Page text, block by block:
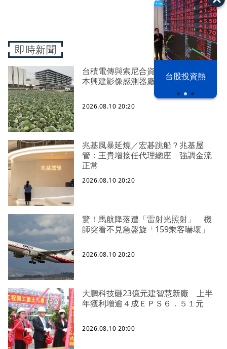
漢光42演習 台股投資熱
即時新聞
台積電傳與索尼合資兩千億 擬在熊
本興建影像感測器廠
2026.08.10 20:20
兆基風暴延燒／宏碁跳船？兆基屋
管：王貴增接任代理總座 強調金流
正常
2026.08.10 20:20
驚！馬航降落遭「雷射光照射」 機
師突看不見急盤旋「159乘客嚇壞」
2026.08.10 20:20
大鵬科技砸23億元建智慧新廠 上半
年獲利增逾４成ＥＰＳ６．５１元
2026.08.10 20:00